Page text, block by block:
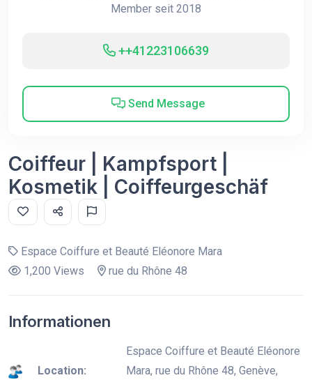
Member seit 2018
++41223106639
Send Message
Coiffeur | Kampfsport |
Kosmetik | Coiffeurgeschäf
Espace Coiffure et Beauté Eléonore Mara
1,200 Views
rue du Rhône 48
Informationen
Location:
Espace Coiffure et Beauté Eléonore
Mara, rue du Rhône 48, Genève,